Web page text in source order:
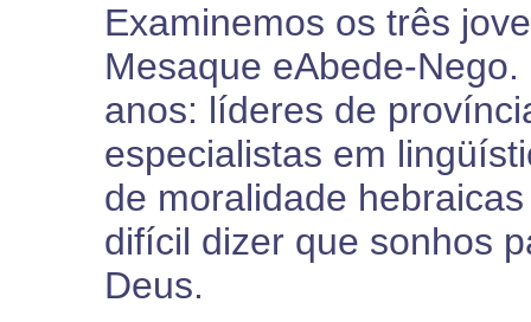
Examinemos os três
Mesaque eAbede-
anos: líderes de
especialistas em
de moralidade
difícil dizer que sonhos
Deus.